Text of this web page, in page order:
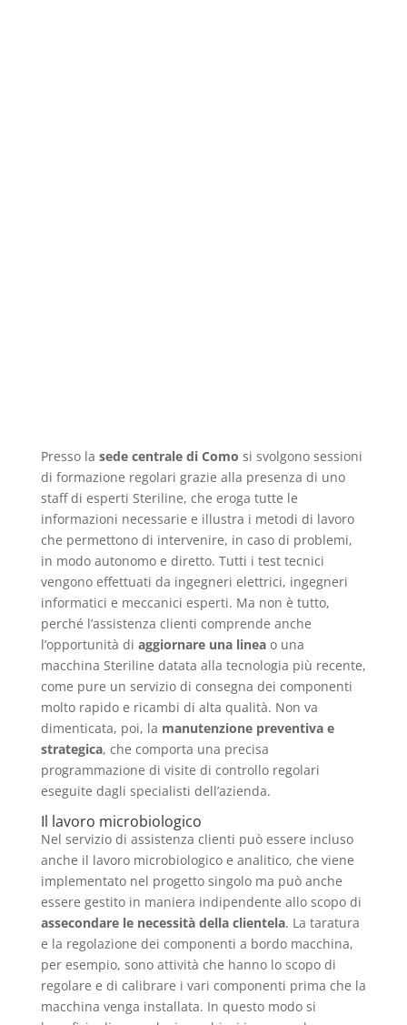
Presso la sede centrale di Como si svolgono sessioni
di formazione regolari grazie alla presenza di uno
staff di esperti Steriline, che eroga tutte le
informazioni necessarie e illustra i metodi di lavoro
che permettono di intervenire, in caso di problemi,
in modo autonomo e diretto. Tutti i test tecnici
vengono effettuati da ingegneri elettrici, ingegneri
informatici e meccanici esperti. Ma non è tutto,
perché l’assistenza clienti comprende anche
l’opportunità di aggiornare una lineao una
macchina Steriline datata alla tecnologia più recente,
come pure un servizio di consegna dei componenti
molto rapido e ricambi di alta qualità. Non va
dimenticata, poi, la manutenzione preventiva e
strategica, che comporta una precisa
programmazione di visite di controllo regolari
eseguite dagli specialisti dell’azienda.
Il lavoro microbiologico
Nel servizio di assistenza clienti può essere incluso
anche il lavoro microbiologico e analitico, che viene
implementato nel progetto singolo ma può anche
essere gestito in maniera indipendente allo scopo di
assecondare le necessità della clientela. La taratura
e la regolazione dei componenti a bordo macchina,
per esempio, sono attività che hanno lo scopo di
regolare e di calibrare i vari componenti prima che la
macchina venga installata. In questo modo si